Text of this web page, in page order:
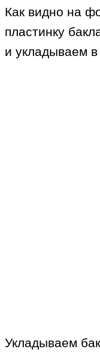
Как видно на
пластинку
и укладываем в
Укладываем